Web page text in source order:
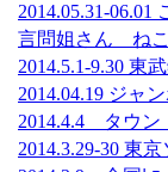
2014.05.31-
言問姐さん ね
2014.5.1-9.30 東
2014.04.19 ジャ
2014.4.4 タウン
2014.3.29-30 東